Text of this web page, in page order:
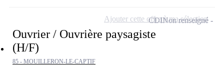
Ouvrier / Ouvrière paysagiste
(H/F)
85 - MOUILLERON-LE-CAPTIF
CDINon renseigné
Ajouter cette offre à ma sélection